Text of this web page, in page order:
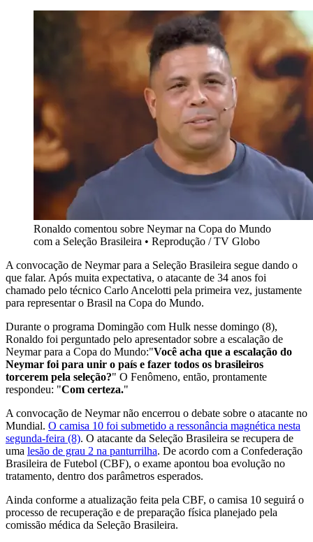
Ronaldo comentou sobre Neymar na Copa do Mundo
com a Seleção Brasileira • Reprodução / TV Globo
A convocação de Neymar para a Seleção Brasileira segue dando o
que falar. Após muita expectativa, o atacante de 34 anos foi
chamado pelo técnico Carlo Ancelotti pela primeira vez, justamente
para representar o Brasil na Copa do Mundo.
Durante o programa Domingão com Hulk nesse domingo (8),
Ronaldo foi perguntado pelo apresentador sobre a escalação de
Neymar para a Copa do Mundo:"Você acha que a escalação do
Neymar foi para unir o país e fazer todos os brasileiros
torcerem pela seleção?" O Fenômeno, então, prontamente
respondeu: "Com certeza."
A convocação de Neymar não encerrou o debate sobre o atacante no
Mundial. O camisa 10 foi submetido a ressonância magnética nesta
segunda-feira (8). O atacante da Seleção Brasileira se recupera de
uma lesão de grau 2 na panturrilha. De acordo com a Confederação
Brasileira de Futebol (CBF), o exame apontou boa evolução no
tratamento, dentro dos parâmetros esperados.
Ainda conforme a atualização feita pela CBF, o camisa 10 seguirá o
processo de recuperação e de preparação física planejado pela
comissão médica da Seleção Brasileira.